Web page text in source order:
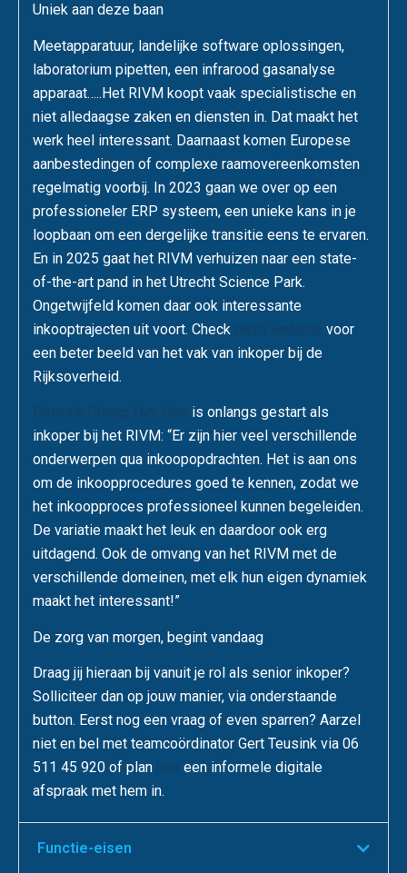
Uniek aan deze baan
Meetapparatuur, landelijke software oplossingen,
laboratorium pipetten, een infrarood gasanalyse
apparaat…..Het RIVM koopt vaak specialistische en
niet alledaagse zaken en diensten in. Dat maakt het
werk heel interessant. Daarnaast komen Europese
aanbestedingen of complexe raamovereenkomsten
regelmatig voorbij. In 2023 gaan we over op een
professioneler ERP systeem, een unieke kans in je
loopbaan om een dergelijke transitie eens te ervaren.
En in 2025 gaat het RIVM verhuizen naar een state-
of-the-art pand in het Utrecht Science Park.
Ongetwijfeld komen daar ook interessante
inkooptrajecten uit voort. Check deze website voor
een beter beeld van het vak van inkoper bij de
Rijksoverheid.
Pascale Cheng Tam Hee is onlangs gestart als
inkoper bij het RIVM: “Er zijn hier veel verschillende
onderwerpen qua inkoopopdrachten. Het is aan ons
om de inkoopprocedures goed te kennen, zodat we
het inkoopproces professioneel kunnen begeleiden.
De variatie maakt het leuk en daardoor ook erg
uitdagend. Ook de omvang van het RIVM met de
verschillende domeinen, met elk hun eigen dynamiek
maakt het interessant!”
De zorg van morgen, begint vandaag
Draag jij hieraan bij vanuit je rol als senior inkoper?
Solliciteer dan op jouw manier, via onderstaande
button. Eerst nog een vraag of even sparren? Aarzel
niet en bel met teamcoördinator Gert Teusink via 06
511 45 920 of plan hier een informele digitale
afspraak met hem in.
Functie-eisen